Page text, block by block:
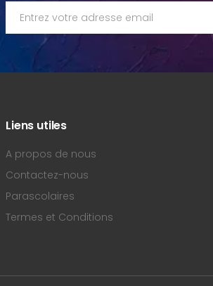
Liens utiles
A propos de nous
Contactez-nous
Parascolaires
Termes et Conditions